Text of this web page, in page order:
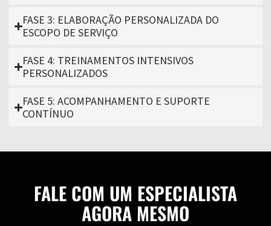
FASE 3: ELABORAÇÃO PERSONALIZADA DO
ESCOPO DE SERVIÇO
FASE 4: TREINAMENTOS INTENSIVOS
PERSONALIZADOS
FASE 5: ACOMPANHAMENTO E SUPORTE
CONTÍNUO
FALE COM UM ESPECIALISTA
AGORA MESMO